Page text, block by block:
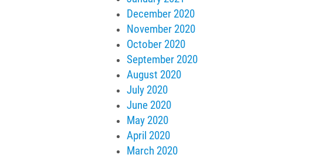
December 2020
November 2020
October 2020
September 2020
August 2020
July 2020
June 2020
May 2020
April 2020
March 2020